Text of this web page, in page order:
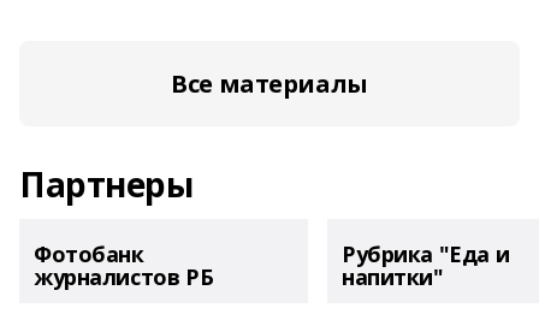
Все материалы
Партнеры
Фотобанк
журналистов РБ
Рубрика "Еда и
напитки"